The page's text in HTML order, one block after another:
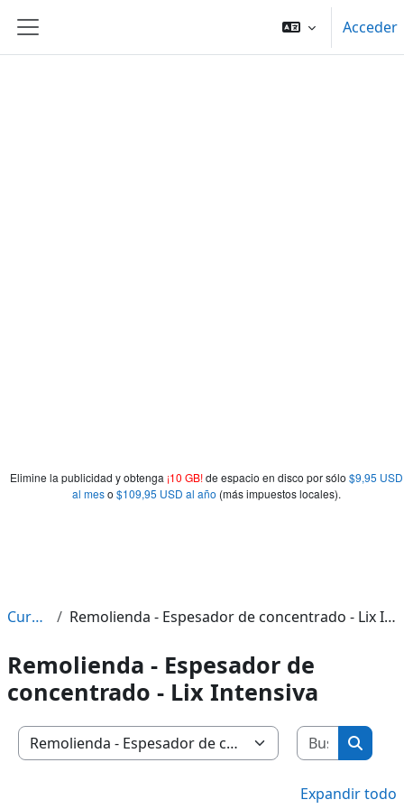
Elimine la publicidad y obtenga ¡10 GB!de espacio en disco por sólo $9,95 USD
al meso $109,95 USD al año (más impuestos locales).
Panel lateral
Acceder
Cursos Remolienda - Espesador de concentrado - Lix Intensiva
Remolienda - Espesador de
concentrado - Lix Intensiva
Categorías
Buscar
Expandir todo